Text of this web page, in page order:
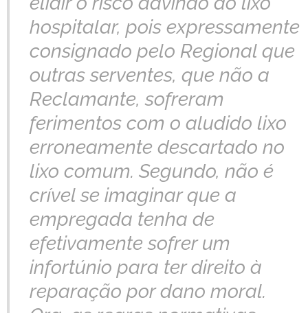
hospitalar, pois expressamente
consignado pelo Regional que
outras serventes, que não a
Reclamante, sofreram
ferimentos com o aludido lixo
erroneamente descartado no
lixo comum. Segundo, não é
crível se imaginar que a
empregada tenha de
efetivamente sofrer um
infortúnio para ter direito à
reparação por dano moral.